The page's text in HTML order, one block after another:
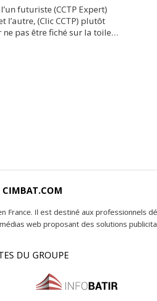
futuriste (CCTP Expert)
(Clic CCTP) plutôt
pas être fiché sur la toile…
CIMBAT.COM
Il est destiné aux professionnels
web proposant des solutions
DU GROUPE